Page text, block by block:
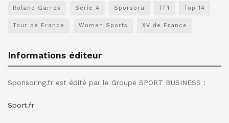
Roland Garros Serie A Sporsora TF1 Top 14
Tour de France Women Sports XV de France
Informations éditeur
Sponsoring.fr est édité par le Groupe SPORT BUSINESS :
Sport.fr